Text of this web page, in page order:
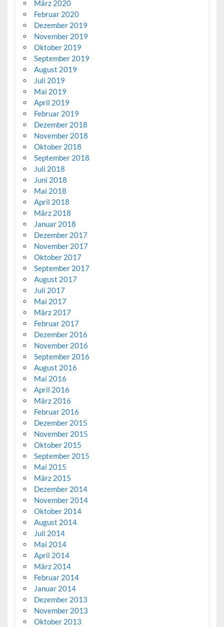
März 2020
Februar 2020
Dezember 2019
November 2019
Oktober 2019
September 2019
August 2019
Juli 2019
Mai 2019
April 2019
Februar 2019
Dezember 2018
November 2018
Oktober 2018
September 2018
Juli 2018
Juni 2018
Mai 2018
April 2018
März 2018
Januar 2018
Dezember 2017
November 2017
Oktober 2017
September 2017
August 2017
Juli 2017
Mai 2017
März 2017
Februar 2017
Dezember 2016
November 2016
September 2016
August 2016
Mai 2016
April 2016
März 2016
Februar 2016
Dezember 2015
November 2015
Oktober 2015
September 2015
Mai 2015
März 2015
Dezember 2014
November 2014
Oktober 2014
August 2014
Juli 2014
Mai 2014
April 2014
März 2014
Februar 2014
Januar 2014
Dezember 2013
November 2013
Oktober 2013